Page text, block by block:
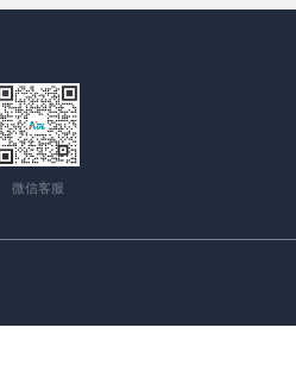
微信客服